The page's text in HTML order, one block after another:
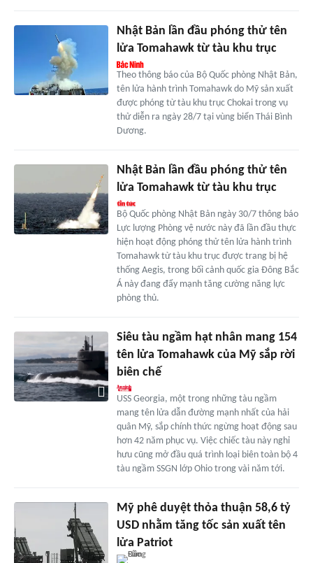
Nhật Bản lần đầu phóng thử tên
lửa Tomahawk từ tàu khu trục
Theo thông báo của Bộ Quốc phòng Nhật Bản,
tên lửa hành trình Tomahawk do Mỹ sản xuất
được phóng từ tàu khu trục Chokai trong vụ
thử diễn ra ngày 28/7 tại vùng biển Thái Bình
Dương.
Nhật Bản lần đầu phóng thử tên
lửa Tomahawk từ tàu khu trục
Bộ Quốc phòng Nhật Bản ngày 30/7 thông báo
Lực lượng Phòng vệ nước này đã lần đầu thực
hiện hoạt động phóng thử tên lửa hành trình
Tomahawk từ tàu khu trục được trang bị hệ
thống Aegis, trong bối cảnh quốc gia Đông Bắc
Á này đang đẩy mạnh tăng cường năng lực
phòng thủ.
Siêu tàu ngầm hạt nhân mang 154
tên lửa Tomahawk của Mỹ sắp rời
biên chế
USS Georgia, một trong những tàu ngầm
mang tên lửa dẫn đường mạnh nhất của hải
quân Mỹ, sắp chính thức ngừng hoạt động sau
hơn 42 năm phục vụ. Việc chiếc tàu này nghỉ
hưu cũng mở đầu quá trình loại biên toàn bộ 4
tàu ngầm SSGN lớp Ohio trong vài năm tới.
Mỹ phê duyệt thỏa thuận 58,6 tỷ
USD nhằm tăng tốc sản xuất tên
lửa Patriot